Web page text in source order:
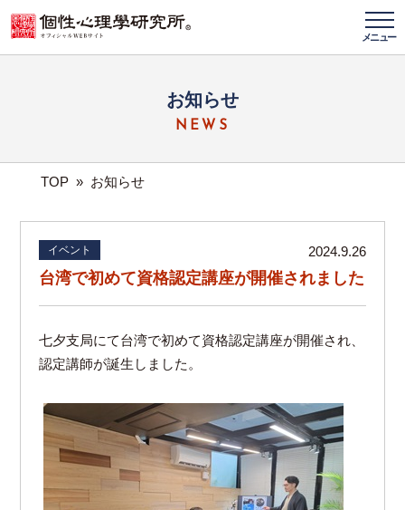
メニュー
お知らせ
NEWS
TOP » お知らせ
イベント 2024.9.26
台湾で初めて資格認定講座が開催されました
七夕支局にて台湾で初めて資格認定講座が開催され、
認定講師が誕生しました。